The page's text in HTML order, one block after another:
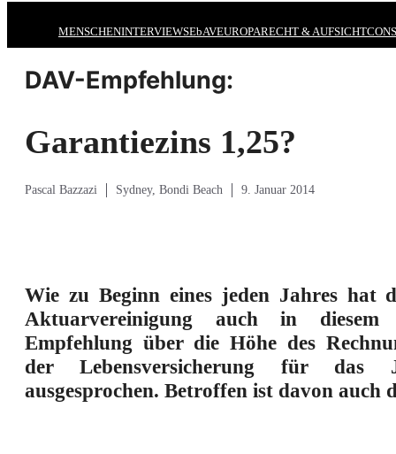
MENSCHENINTERVIEWSEbAVEUROPARECHT & AUFSICHT
DAV-Empfehlung:
Garantiezins 1,25?
Pascal Bazzazi Sydney, Bondi Beach 9. Januar 2014
Wie zu Beginn eines jeden Jahres hat
Aktuarvereinigung auch in
Empfehlung über die Höhe des
der Lebensversicherung für das
ausgesprochen. Betroffen ist davon auch